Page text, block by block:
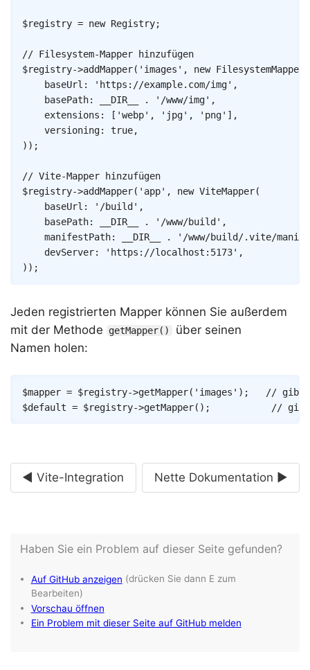
$registry = new Registry;
// Filesystem-Mapper hinzufügen
$registry->addMapper( 'images' , new FilesystemMapper
baseUrl : 'https://example.com/img' ,
basePath: __DIR__ . '/www/img' ,
extensions : [ 'webp' , 'jpg' , 'png' ] ,
versioning: true,
) ) ;
// Vite-Mapper hinzufügen
$registry->addMapper( 'app' , new ViteMapper(
baseUrl : '/build' ,
basePath: __DIR__ . '/www/build' ,
manifestPath: __DIR__ .
'/www/build/.vite/
devServer: 'https://localhost:5173' ,
) ) ;
Jeden registrierten Mapper können Sie außerdem
mit der Methode
getMapper()
über seinen
Namen holen:
$mapper = $registry->getMapper( 'images' ) ;
// gibt
$default = $registry->getMapper( ) ; // gibt
Copy
◄ Vite-Integration Nette Dokumentation ►